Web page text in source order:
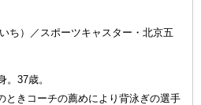
ち）／スポーツキャスター・北京五
37歳。
ときコーチの薦めにより背泳ぎの選手